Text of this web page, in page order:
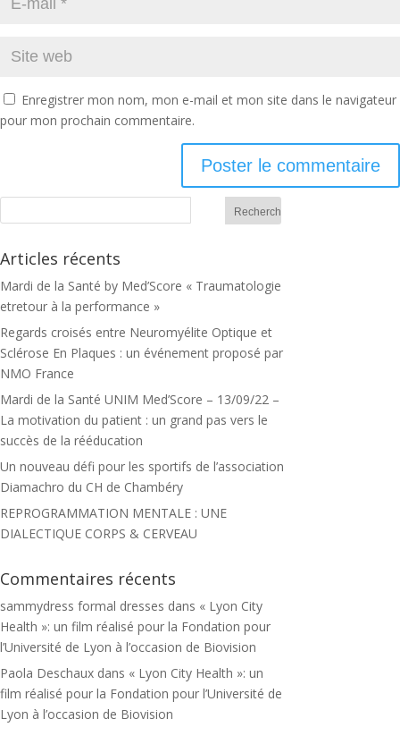
Enregistrer mon nom, mon e-mail et mon site dans le navigateur
pour mon prochain commentaire.
Articles récents
Mardi de la Santé by Med’Score « Traumatologie
etretour à la performance »
Regards croisés entre Neuromyélite Optique et
Sclérose En Plaques : un événement proposé par
NMO France
Mardi de la Santé UNIM Med’Score – 13/09/22 –
La motivation du patient : un grand pas vers le
succès de la rééducation
Un nouveau défi pour les sportifs de l’association
Diamachro du CH de Chambéry
REPROGRAMMATION MENTALE : UNE
DIALECTIQUE CORPS & CERVEAU
Commentaires récents
sammydress formal dresses dans « Lyon City
Health »: un film réalisé pour la Fondation pour
l’Université de Lyon à l’occasion de Biovision
Paola Deschaux dans « Lyon City Health »: un
film réalisé pour la Fondation pour l’Université de
Lyon à l’occasion de Biovision